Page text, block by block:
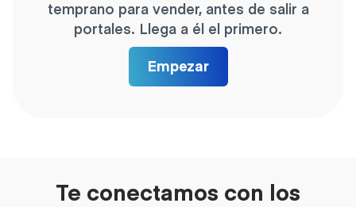
temprano para vender, antes de salir a
portales. Llega a él el primero.
Empezar
Te conectamos con los